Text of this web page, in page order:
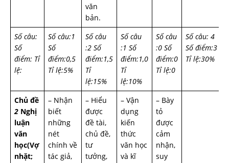
văn
bản.
Số câu:
Số
điểm: Tỉ
lệ:
Số câu:1
Số
điểm:0,5
Tỉ lệ:5%
Số câu
:2 Số
điểm:1,5
Tỉ
lệ:15%
Số câu
:1 Số
điểm:1,0
Tỉ
lệ:10%
Số câu
:0 Số
điểm:0
Tỉ lệ:0
Số câu: 4
Số điểm:3
Tỉ lệ:30%
Chủ đề
2 Nghị
luận
văn
học(Vợ
nhặt;
– Nhận
biết
những
nét
chính về
tác giả,
– Hiểu
được
đề tài,
chủ đề,
tư
tưởng,
– Vận
dụng
kiến
thức
văn học
và kĩ
– Bày
tỏ
được
cảm
nhận,
suy